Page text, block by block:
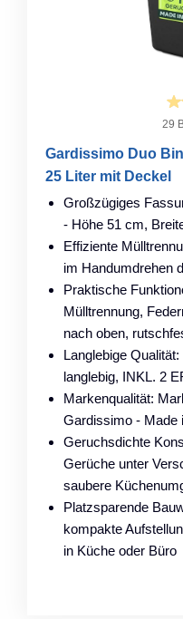
29
Gardissimo Duo
25 Liter mit Deckel
Großzügiges
- Höhe 51 cm,
Effiziente
im Handumdrehen
Praktische
Mülltrennung,
nach oben,
Langlebige
langlebig, INKL. 2
Markenqualität:
Gardissimo - Made
Geruchsdichte
Gerüche unter
saubere
Platzsparende
kompakte
in Küche oder Büro